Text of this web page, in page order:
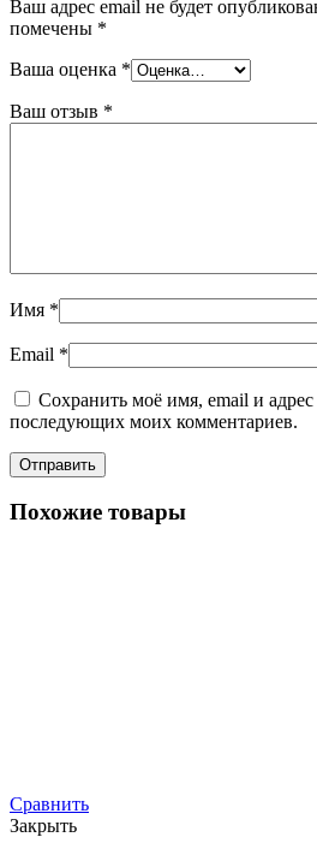
Ваш адрес email не будет
помечены *
Ваша оценка *
Ваш отзыв *
Имя *
Email *
Сохранить моё имя, email и адрес
последующих моих комментариев.
Похожие товары
Сравнить
Закрыть